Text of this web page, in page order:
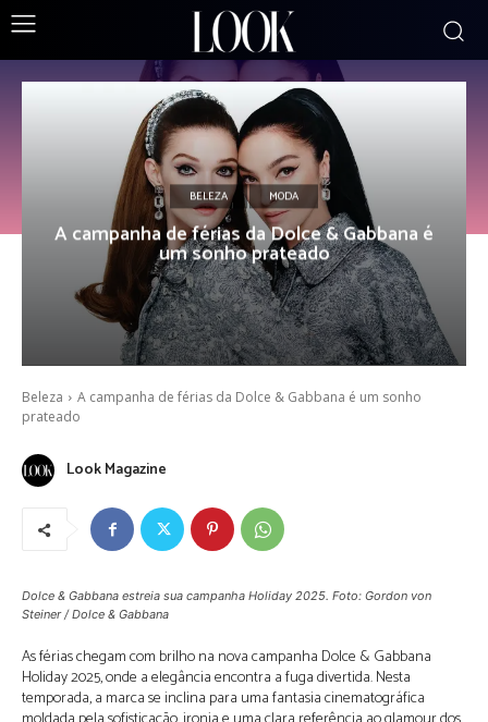
BELEZA MODA
A campanha de férias da Dolce & Gabbana é
um sonho prateado
Beleza
A campanha de férias da Dolce & Gabbana é um sonho
prateado
Look Magazine
Dolce & Gabbana estreia sua campanha Holiday 2025. Foto: Gordon von
Steiner / Dolce & Gabbana
As férias chegam com brilho na nova campanha Dolce & Gabbana
Holiday 2025, onde a elegância encontra a fuga divertida. Nesta
temporada, a marca se inclina para uma fantasia cinematográfica